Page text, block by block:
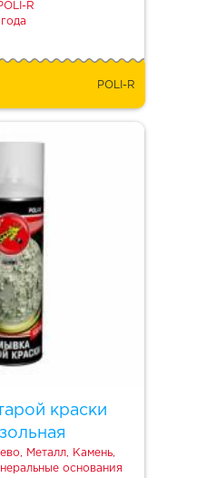
R
POLI-R
краски
Металл, Камень,
основания